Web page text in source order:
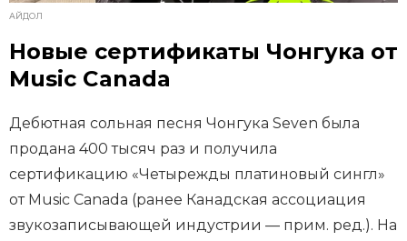
АЙДОЛ
Новые сертификаты Чонгука от
Music Canada
Дебютная сольная песня Чонгука Seven была
продана 400 тысяч раз и получила
сертификацию «Четырежды платиновый сингл»
от Music Canada (ранее Канадская ассоциация
звукозаписывающей индустрии — прим. ред.). На